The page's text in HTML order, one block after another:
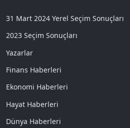
31 Mart 2024 Yerel Seçim Sonuçları
2023 Seçim Sonuçları
Yazarlar
Finans Haberleri
Ekonomi Haberleri
Hayat Haberleri
Dünya Haberleri